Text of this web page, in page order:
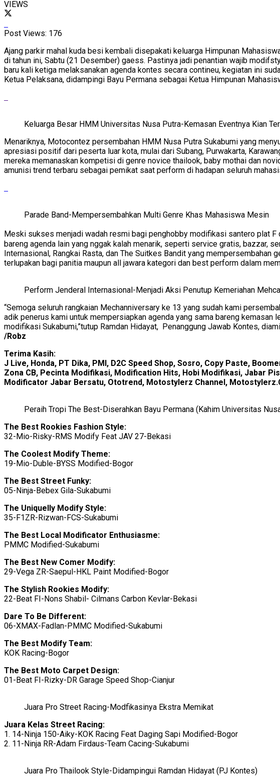
VIEWS
Post Views: 176
Ajang parkir mahal kuda besi kembali disepakati keluarga Himpunan
di tahun ini, Sabtu (21 Desember) gaess. Pastinya jadi penantian wajib
baru kali ketiga melaksanakan agenda kontes secara contineu, kegiatan ini
Ketua Pelaksana, didampingi Bayu Permana sebagai Ketua Himpunan
Keluarga Besar HMM Universitas Nusa Putra-Kemasan Eventnya Kian
Menariknya, Motocontez persembahan HMM Nusa Putra Sukabumi yang
apresiasi positif dari peserta luar kota, mulai dari Subang, Purwakarta,
mereka memanaskan kompetisi di genre novice thailook, baby mothai dan
amunisi trend terbaru sebagai pemikat saat perform di hadapan seluruh
Parade Band-Mempersembahkan Multi Genre Khas Mahasiswa Mesin
Meski sukses menjadi wadah resmi bagi penghobby modifikasi santero plat F
bareng agenda lain yang nggak kalah menarik, seperti service gratis, bazzar,
Internasional, Rangkai Rasta, dan The Suitkes Bandit yang
terlupakan bagi panitia maupun all jawara kategori dan best perform dalam
Perform Jenderal Internasional-Menjadi Aksi Penutup Kemeriahan
“Semoga seluruh rangkaian Mechanniversary ke 13 yang sudah kami
adik penerus kami untuk mempersiapkan agenda yang sama bareng
modifikasi Sukabumi,”tutup Ramdan Hidayat, Penanggung Jawab Kontes,
/Robz
Terima Kasih:
J Live, Honda, PT Dika, PMI, D2C Speed Shop, Sosro, Copy Paste,
Zona CB, Pecinta Modifikasi, Modification Hits, Hobi Modifikasi, Jabar
Modificator Jabar Bersatu, Ototrend, Motostylerz Channel,
Peraih Tropi The Best-Diserahkan Bayu Permana (Kahim Universitas
The Best Rookies Fashion Style:
32-Mio-Risky-RMS Modify Feat JAV 27-Bekasi
The Coolest Modify Theme:
19-Mio-Duble-BYSS Modified-Bogor
The Best Street Funky:
05-Ninja-Bebex Gila-Sukabumi
The Uniquelly Modify Style:
35-F1ZR-Rizwan-FCS-Sukabumi
The Best Local Modificator Enthusiasme:
PMMC Modified-Sukabumi
The Best New Comer Modify:
29-Vega ZR-Saepul-HKL Paint Modified-Bogor
The Stylish Rookies Modify:
22-Beat FI-Nons Shabil- Cilmans Carbon Kevlar-Bekasi
Dare To Be Different:
06-XMAX-Fadlan-PMMC Modified-Sukabumi
The Best Modify Team:
KOK Racing-Bogor
The Best Moto Carpet Design:
01-Beat FI-Rizky-DR Garage Speed Shop-Cianjur
Juara Pro Street Racing-Modfikasinya Ekstra Memikat
Juara Kelas Street Racing:
1. 14-Ninja 150-Aiky-KOK Racing Feat Daging Sapi Modified-Bogor
2. 11-Ninja RR-Adam Firdaus-Team Cacing-Sukabumi
Juara Pro Thailook Style-Didampingui Ramdan Hidayat (PJ Kontes)